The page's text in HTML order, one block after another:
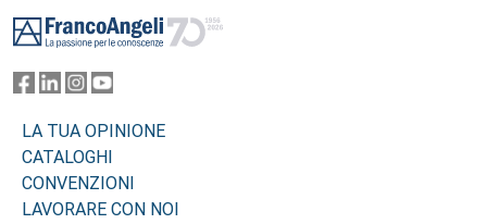
LA TUA OPINIONE
CATALOGHI
CONVENZIONI
LAVORARE CON NOI